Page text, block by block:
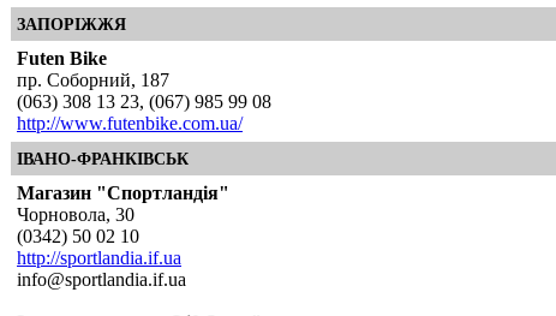
ЗАПОРІЖЖЯ
Futen Bike
пр. Соборний, 187
(063) 308 13 23, (067) 985 99 08
http://www.futenbike.com.ua/
ІВАНО-ФРАНКІВСЬК
Магазин "Спортландія"
Чорновола, 30
(0342) 50 02 10
http://sportlandia.if.ua
info@sportlandia.if.ua